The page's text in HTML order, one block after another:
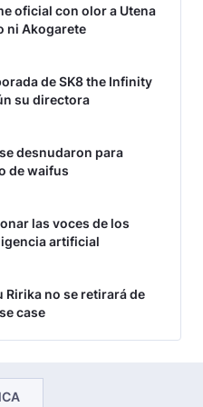
oficial con olor a Utena
ni Akogarete
de SK8 the Infinity
su directora
desnudaron para
de waifus
las voces de los
artificial
Ririka no se retirará de
case